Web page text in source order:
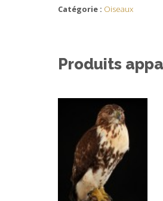
Catégorie : Oiseaux
Produits